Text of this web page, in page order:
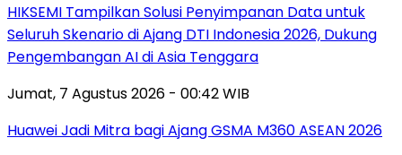
HIKSEMI Tampilkan Solusi Penyimpanan Data untuk
Seluruh Skenario di Ajang DTI Indonesia 2026, Dukung
Pengembangan AI di Asia Tenggara
Jumat, 7 Agustus 2026 - 00:42 WIB
Huawei Jadi Mitra bagi Ajang GSMA M360 ASEAN 2026